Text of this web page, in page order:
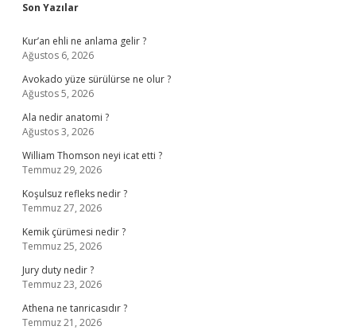
Son Yazılar
Kur’an ehli ne anlama gelir ?
Ağustos 6, 2026
Avokado yüze sürülürse ne olur ?
Ağustos 5, 2026
Ala nedir anatomi ?
Ağustos 3, 2026
William Thomson neyi icat etti ?
Temmuz 29, 2026
Koşulsuz refleks nedir ?
Temmuz 27, 2026
Kemik çürümesi nedir ?
Temmuz 25, 2026
Jury duty nedir ?
Temmuz 23, 2026
Athena ne tanricasıdır ?
Temmuz 21, 2026